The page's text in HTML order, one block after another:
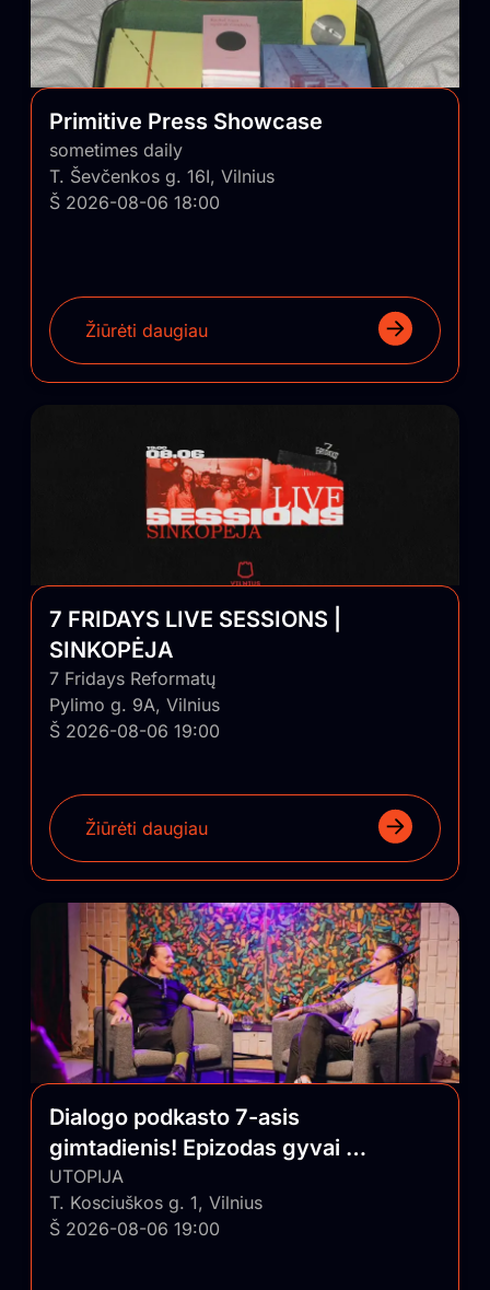
Primitive Press Showcase
sometimes daily
T. Ševčenkos g. 16I, Vilnius
Š 2026-08-06 18:00
Žiūrėti daugiau
7 FRIDAYS LIVE SESSIONS |
SINKOPĖJA
7 Fridays Reformatų
Pylimo g. 9A, Vilnius
Š 2026-08-06 19:00
Žiūrėti daugiau
Dialogo podkasto 7-asis
gimtadienis! Epizodas gyvai su
auditorija
UTOPIJA
T. Kosciuškos g. 1, Vilnius
Š 2026-08-06 19:00